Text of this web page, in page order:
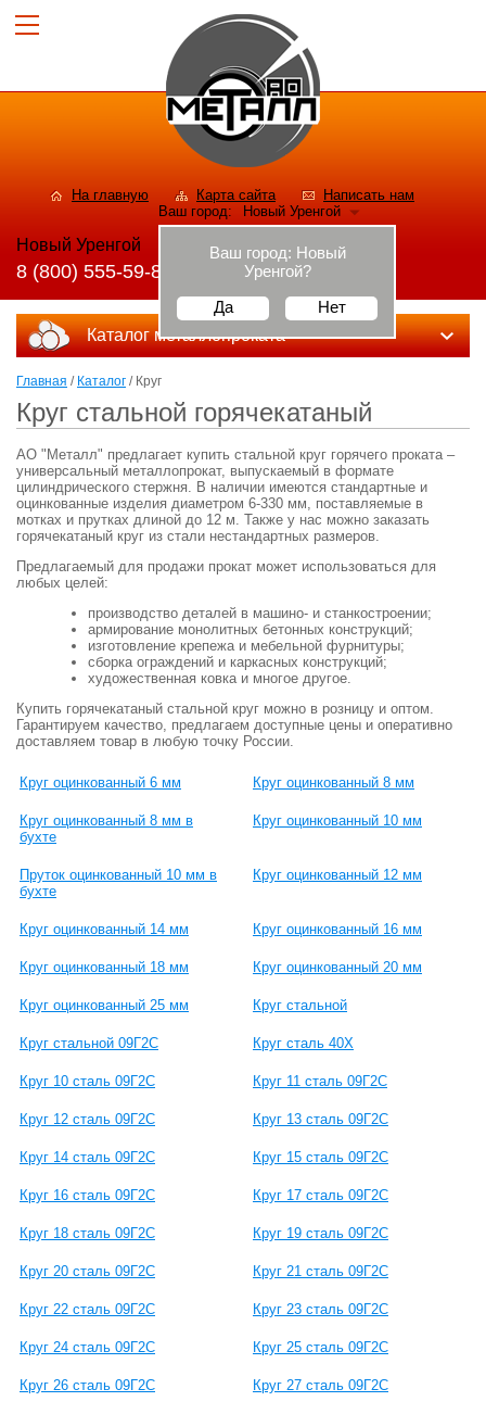
На главную Карта сайта
Написать нам
Ваш город:
Новый Уренгой
Ваш город: Новый
Уренгой?
Да
Нет
Новый Уренгой
8 (800) 555-59-82
Каталог металлопроката
Главная / Каталог / Круг
Круг стальной горячекатаный
АО "Металл" предлагает купить стальной круг горячего проката –
универсальный металлопрокат, выпускаемый в формате
цилиндрического стержня. В наличии имеются стандартные и
оцинкованные изделия диаметром 6-330 мм, поставляемые в
мотках и прутках длиной до 12 м. Также у нас можно заказать
горячекатаный круг из стали нестандартных размеров.
Предлагаемый для продажи прокат может использоваться для
любых целей:
производство деталей в машино- и станкостроении;
армирование монолитных бетонных конструкций;
изготовление крепежа и мебельной фурнитуры;
сборка ограждений и каркасных конструкций;
художественная ковка и многое другое.
Купить горячекатаный стальной круг можно в розницу и оптом.
Гарантируем качество, предлагаем доступные цены и оперативно
доставляем товар в любую точку России.
Круг оцинкованный 6 мм Круг оцинкованный 8 мм
Круг оцинкованный 8 мм в
бухте
Круг оцинкованный 10 мм
Пруток оцинкованный 10 мм в
бухте
Круг оцинкованный 12 мм
Круг оцинкованный 14 мм Круг оцинкованный 16 мм
Круг оцинкованный 18 мм Круг оцинкованный 20 мм
Круг оцинкованный 25 мм Круг стальной
Круг стальной 09Г2С Круг сталь 40Х
Круг 10 сталь 09Г2С Круг 11 сталь 09Г2С
Круг 12 сталь 09Г2С Круг 13 сталь 09Г2С
Круг 14 сталь 09Г2С Круг 15 сталь 09Г2С
Круг 16 сталь 09Г2С Круг 17 сталь 09Г2С
Круг 18 сталь 09Г2С Круг 19 сталь 09Г2С
Круг 20 сталь 09Г2С Круг 21 сталь 09Г2С
Круг 22 сталь 09Г2С Круг 23 сталь 09Г2С
Круг 24 сталь 09Г2С Круг 25 сталь 09Г2С
Круг 26 сталь 09Г2С Круг 27 сталь 09Г2С